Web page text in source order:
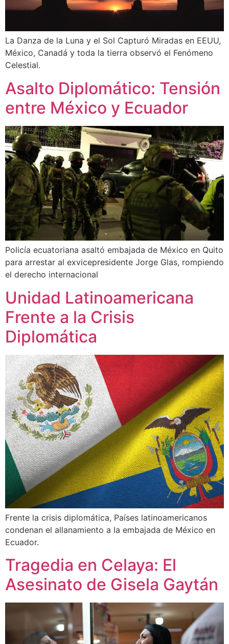
La Danza de la Luna y el Sol Capturó Miradas en EEUU,
México, Canadá y toda la tierra observó el Fenómeno
Celestial.
Asalto Diplomático: Tensión
entre México y Ecuador
Policía ecuatoriana asaltó embajada de México en Quito
para arrestar al exvicepresidente Jorge Glas, rompiendo
el derecho internacional
Unidad Latinoamericana
Frente a la Crisis
Diplomática
Frente la crisis diplomática, Países latinoamericanos
condenan el allanamiento a la embajada de México en
Ecuador.
Tragedia en Celaya: El
Asesinato de Gisela Gaytán